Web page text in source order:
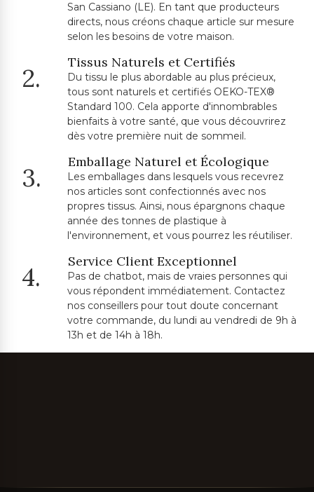
San Cassiano (LE). En tant que producteurs
directs, nous créons chaque article sur mesure
selon les besoins de votre maison.
2.
Tissus Naturels et Certifiés
Du tissu le plus abordable au plus précieux,
tous sont naturels et certifiés OEKO-TEX®
Standard 100. Cela apporte d'innombrables
bienfaits à votre santé, que vous découvrirez
dès votre première nuit de sommeil.
3.
Emballage Naturel et Écologique
Les emballages dans lesquels vous recevrez
nos articles sont confectionnés avec nos
propres tissus. Ainsi, nous épargnons chaque
année des tonnes de plastique à
l'environnement, et vous pourrez les réutiliser.
4.
Service Client Exceptionnel
Pas de chatbot, mais de vraies personnes qui
vous répondent immédiatement. Contactez
nos conseillers pour tout doute concernant
votre commande, du lundi au vendredi de 9h à
13h et de 14h à 18h.